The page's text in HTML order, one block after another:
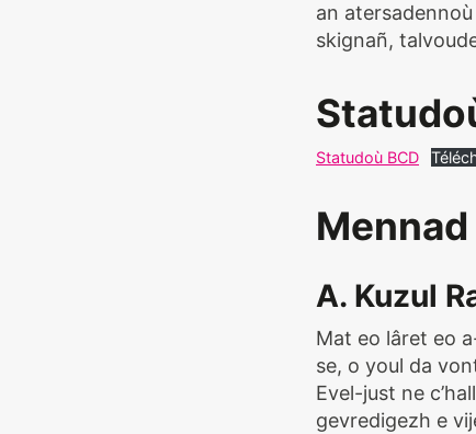
an
skignañ,
Statudoù BCD
A. Kuzul
Mat eo lâret eo
se, o youl da
Evel-just ne
gevredigezh e